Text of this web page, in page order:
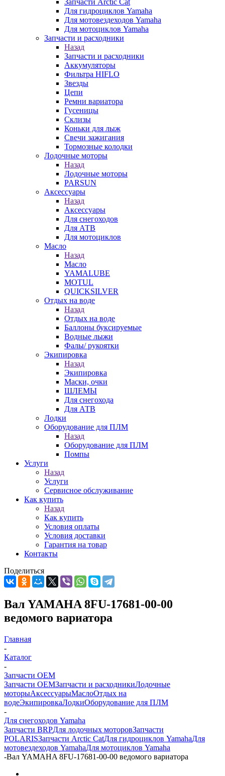
Запчасти Arctic Cat
Для гидроциклов Yamaha
Для мотовездеходов Yamaha
Для мотоциклов Yamaha
Запчасти и расходники
Назад
Запчасти и расходники
Аккумуляторы
Фильтра HIFLO
Звезды
Цепи
Ремни вариатора
Гусеницы
Склизы
Коньки для лыж
Свечи зажигания
Тормозные колодки
Лодочные моторы
Назад
Лодочные моторы
PARSUN
Аксессуары
Назад
Аксессуары
Для снегоходов
Для АТВ
Для мотоциклов
Масло
Назад
Масло
YAMALUBE
MOTUL
QUICKSILVER
Отдых на воде
Назад
Отдых на воде
Баллоны буксируемые
Водные лыжи
Фалы/ рукоятки
Экипировка
Назад
Экипировка
Маски, очки
ШЛЕМЫ
Для снегохода
Для АТВ
Лодки
Оборудование для ПЛМ
Назад
Оборудование для ПЛМ
Помпы
Услуги
Назад
Услуги
Сервисное обслуживание
Как купить
Назад
Как купить
Условия оплаты
Условия доставки
Гарантия на товар
Контакты
Поделиться
Вал YAMAHA 8FU-17681-00-00
ведомого вариатора
Главная
-
Каталог
-
Запчасти OEM
Запчасти OEMЗапчасти и расходникиЛодочные
моторыАксессуарыМаслоОтдых на
водеЭкипировкаЛодкиОборудование для ПЛМ
-
Для снегоходов Yamaha
Запчасти BRPДля лодочных моторовЗапчасти
POLARISЗапчасти Arctic CatДля гидроциклов YamahaДля
мотовездеходов YamahaДля мотоциклов Yamaha
-Вал YAMAHA 8FU-17681-00-00 ведомого вариатора